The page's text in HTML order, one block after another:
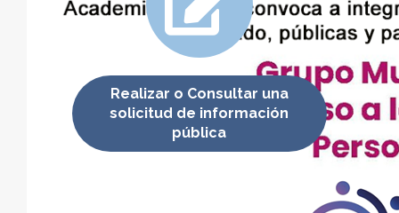
Realizar o Consultar una
solicitud de información
pública